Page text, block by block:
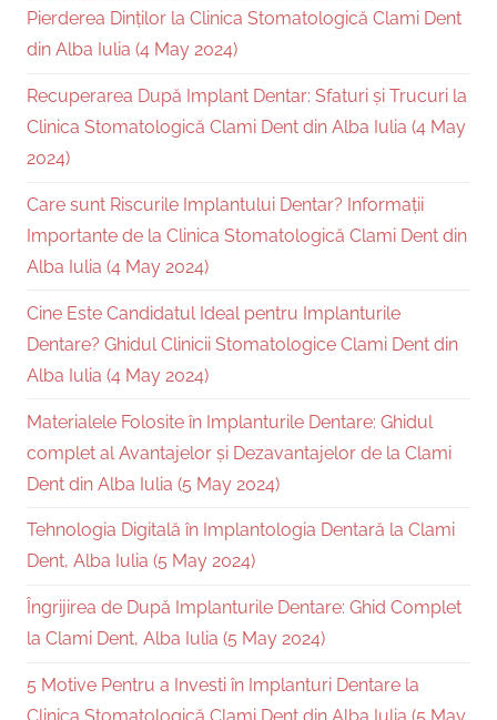
Pierderea Dinților la Clinica Stomatologică Clami Dent
din Alba Iulia (4 May 2024)
Recuperarea După Implant Dentar: Sfaturi și Trucuri la
Clinica Stomatologică Clami Dent din Alba Iulia (4 May
2024)
Care sunt Riscurile Implantului Dentar? Informații
Importante de la Clinica Stomatologică Clami Dent din
Alba Iulia (4 May 2024)
Cine Este Candidatul Ideal pentru Implanturile
Dentare? Ghidul Clinicii Stomatologice Clami Dent din
Alba Iulia (4 May 2024)
Materialele Folosite în Implanturile Dentare: Ghidul
complet al Avantajelor și Dezavantajelor de la Clami
Dent din Alba Iulia (5 May 2024)
Tehnologia Digitală în Implantologia Dentară la Clami
Dent, Alba Iulia (5 May 2024)
Îngrijirea de După Implanturile Dentare: Ghid Complet
la Clami Dent, Alba Iulia (5 May 2024)
5 Motive Pentru a Investi în Implanturi Dentare la